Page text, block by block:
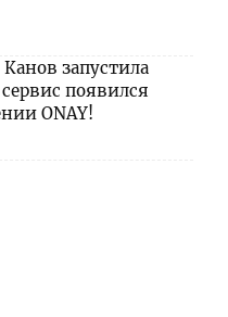
запустила
появился
ONAY!